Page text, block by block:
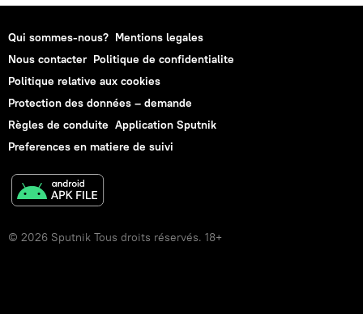
Qui sommes-nous? Mentions legales
Nous contacter Politique de confidentialite
Politique relative aux cookies
Protection des données – demande
Règles de conduite Application Sputnik
Preferences en matiere de suivi
© 2026 Sputnik Tous droits réservés. 18+